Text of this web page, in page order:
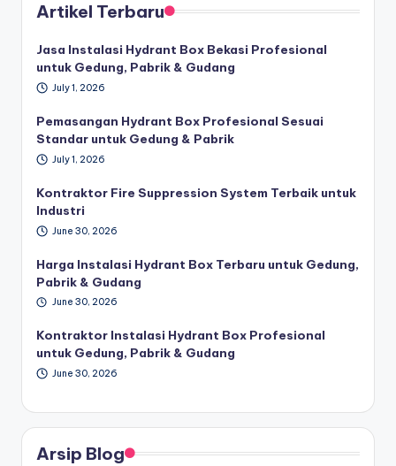
Artikel Terbaru
Jasa Instalasi Hydrant Box Bekasi Profesional
untuk Gedung, Pabrik & Gudang
July 1, 2026
Pemasangan Hydrant Box Profesional Sesuai
Standar untuk Gedung & Pabrik
July 1, 2026
Kontraktor Fire Suppression System Terbaik untuk
Industri
June 30, 2026
Harga Instalasi Hydrant Box Terbaru untuk Gedung,
Pabrik & Gudang
June 30, 2026
Kontraktor Instalasi Hydrant Box Profesional
untuk Gedung, Pabrik & Gudang
June 30, 2026
Arsip Blog